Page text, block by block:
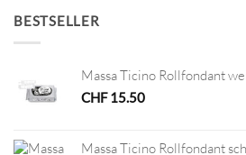
BESTSELLER
Massa Ticino Rollfondant
CHF15.50
Massa Ticino Rollfondant